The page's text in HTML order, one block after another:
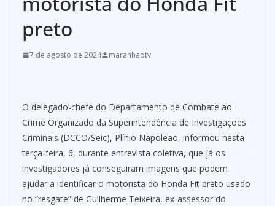
preto
7 de agosto de 2024 maranhaotv
O delegado-chefe do Departamento de Combate ao
Crime Organizado da Superintendência de Investigações
Criminais (DCCO/Seic), Plínio Napoleão, informou nesta
terça-feira, 6, durante entrevista coletiva, que já os
investigadores já conseguiram imagens que podem
ajudar a identificar o motorista do Honda Fit preto usado
no “resgate” de Guilherme Teixeira, ex-assessor do